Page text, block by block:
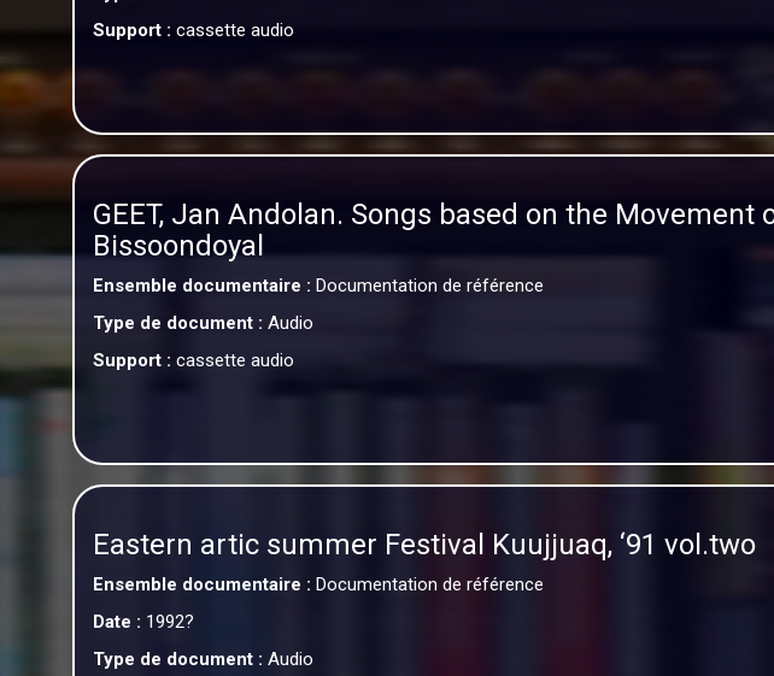
Support : cassette audio
GEET, Jan Andolan. Songs based on the Movement
Bissoondoyal
Ensemble documentaire : Documentation de référence
Type de document : Audio
Support : cassette audio
Eastern artic summer Festival Kuujjuaq, ‘91 vol.two
Ensemble documentaire : Documentation de référence
Date : 1992?
Type de document : Audio